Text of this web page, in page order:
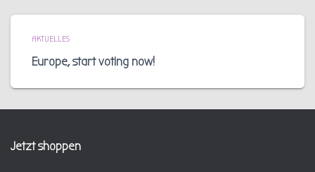
AKTUELLES
Europe, start voting now!
Jetzt shoppen